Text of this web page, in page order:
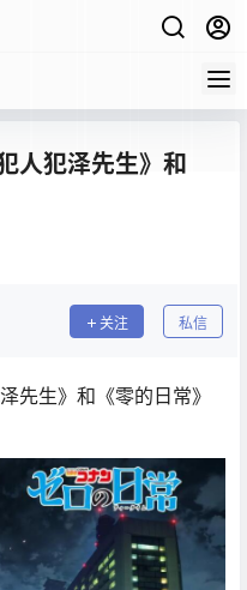
人犯泽先生》和
关注 私信
先生》和《零的日常》